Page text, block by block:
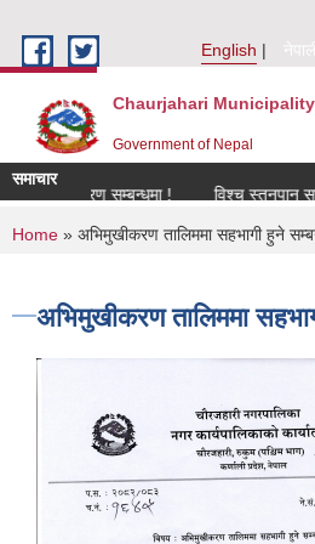
English
नेपाली
Chaurjahari Municipality
Government of Nepal
समाचार
नविकरण सम्बन्धमा !
विश्च स्तनपान सप्ताह
You are here
Home » अभिमुखीकरण तालिममा सहभागी हुने
अभिमुखीकरण तालिममा